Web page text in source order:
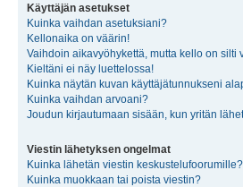
Käyttäjän asetukset
Kuinka vaihdan asetuksiani?
Kellonaika on väärin!
Vaihdoin aikavyöhykettä, mutta kello on silti
Kieltäni ei näy luettelossa!
Kuinka näytän kuvan käyttäjätunnukseni
Kuinka vaihdan arvoani?
Joudun kirjautumaan sisään, kun yritän
Viestin lähetyksen ongelmat
Kuinka lähetän viestin keskustelufoorumille?
Kuinka muokkaan tai poista viestin?